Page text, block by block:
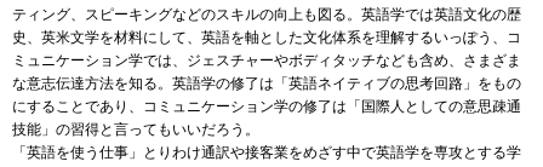
ティング、スピーキングなどのスキルの向上も図る。英語学では英語文化の歴
史、英米文学を材料にして、英語を軸とした文化体系を理解するいっぽう、コ
ミュニケーション学では、ジェスチャーやボディタッチなども含め、さまざま
な意志伝達方法を知る。英語学の修了は「英語ネイティブの思考回路」をもの
にすることであり、コミュニケーション学の修了は「国際人としての意思疎通
技能」の習得と言ってもいいだろう。
「英語を使う仕事」とりわけ通訳や接客業をめざす中で英語学を専攻とする学